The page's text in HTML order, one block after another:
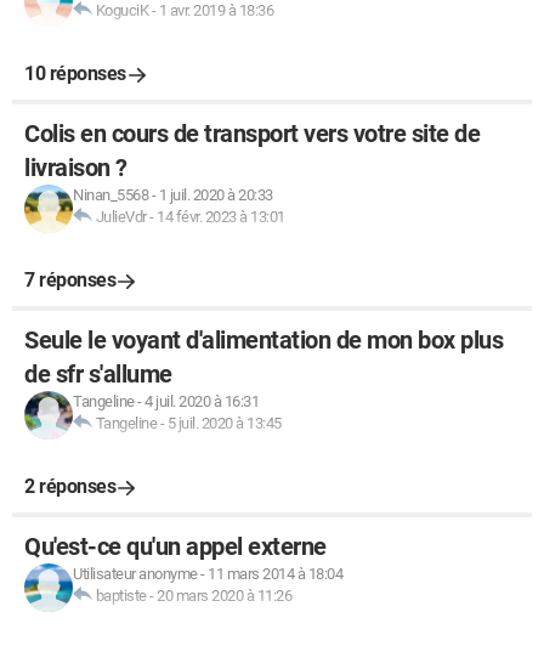
KoguciK- 1 avr. 2019 à 18:36
10 réponses
Colis en cours de transport vers votre site de
livraison ?
Ninan_5568- 1 juil. 2020 à 20:33
JulieVdr- 14 févr. 2023 à 13:01
7 réponses
Seule le voyant d'alimentation de mon box plus
de sfr s'allume
Tangeline-4 juil. 2020 à 16:31
Tangeline- 5 juil. 2020 à 13:45
2 réponses
Qu'est-ce qu'un appel externe
Utilisateur anonyme- 11 mars 2014 à 18:04
baptiste-20 mars 2020 à 11:26